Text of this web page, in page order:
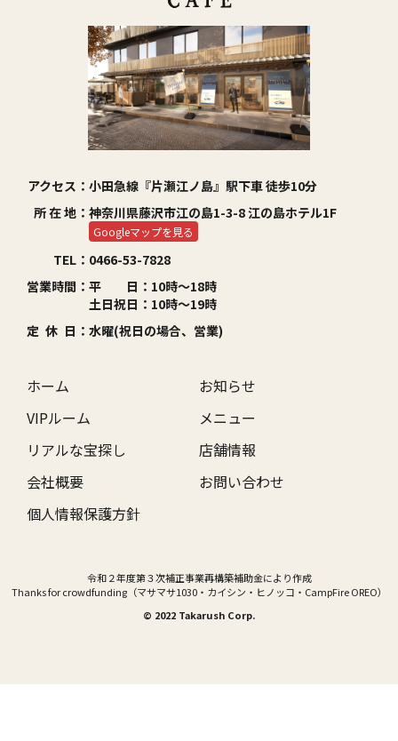
アクセス： 小田急線『片瀬江ノ島』駅下車 徒歩10分
所 在 地： 神奈川県藤沢市江の島1-3-8 江の島ホテル1F
Googleマップを見る
TEL： 0466-53-7828
営業時間： 平 日：10時～18時
土日祝日：10時～19時
定 休 日： 水曜(祝日の場合、営業)
ホーム
お知らせ
VIPルーム
メニュー
リアルな宝探し
店舗情報
会社概要
お問い合わせ
個人情報保護方針
令和２年度第３次補正事業再構築補助金により作成
Thanks for crowdfunding（マサマサ1030・カイシン・ヒノッコ・CampFire OREO）
© 2022 Takarush Corp.